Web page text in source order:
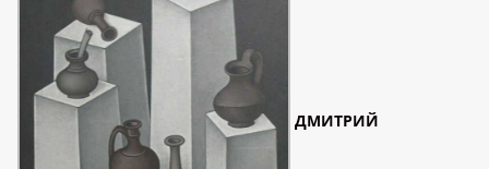
ДМИТРИЙ